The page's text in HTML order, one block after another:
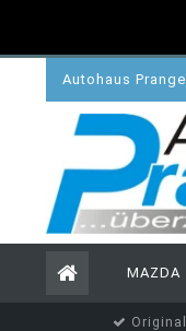
Autohaus
MAZDA